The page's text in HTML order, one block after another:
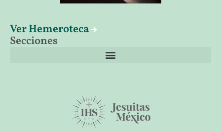
Ver Hemeroteca
Secciones